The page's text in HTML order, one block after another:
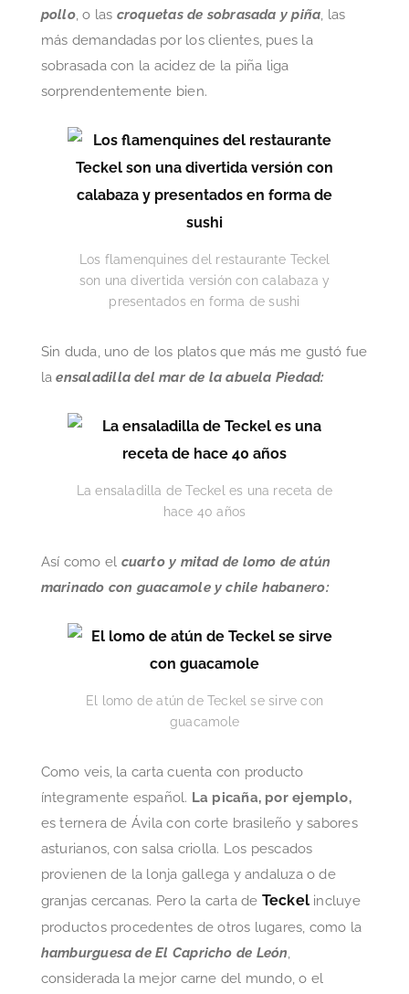
pollo, o las croquetas de sobrasada y piña, las
más demandadas por los clientes, pues la
sobrasada con la acidez de la piña liga
sorprendentemente bien.
Los flamenquines del restaurante Teckel
son una divertida versión con calabaza y
presentados en forma de sushi
Sin duda, uno de los platos que más me gustó fue
laensaladilla del mar de la abuela Piedad:
La ensaladilla de Teckel es una receta de
hace 40 años
Así como el cuarto y mitad de lomo de atún
marinado con guacamole y chile habanero:
El lomo de atún de Teckel se sirve con
guacamole
Como veis, la carta cuenta con producto
íntegramente español. La picaña, por ejemplo,
es ternera de Ávila con corte brasileño y sabores
asturianos, con salsa criolla. Los pescados
provienen de la lonja gallega y andaluza o de
granjas cercanas. Pero la carta de Teckel incluye
productos procedentes de otros lugares, como la
hamburguesa de El Capricho de León,
considerada la mejor carne del mundo, o el